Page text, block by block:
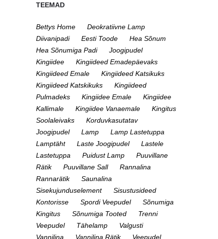
TEEMAD
Bettys Home
Deokratiivne Lamp
Diivanipadi
Eesti Toode
Hea Sõnum
Hea Sõnumiga Padi
Joogipudel
Kingiidee
Kingiideed Emadepäevaks
Kingiideed Emale
Kingiideed Katsikuks
Kingiideed Katskikuks
Kingiideed
Pulmadeks
Kingiidee Emale
Kingiidee
Kallimale
Kingiidee Vanaemale
Kingitus
Soolaleivaks
Korduvkasutatav
Joogipudel
Lamp
Lamp Lastetuppa
Lamptäht
Laste Joogipudel
Lastele
Lastetuppa
Puidust Lamp
Puuvillane
Rätik
Puuvillane Sall
Rannalina
Rannarätik
Saunalina
Sisekujunduselement
Sisustusideed
Kontorisse
Spordi Veepudel
Sõnumiga
Kingitus
Sõnumiga Tooted
Trenni
Veepudel
Tähelamp
Valgusti
Vannilina
Vannilina Rätik
Veepudel